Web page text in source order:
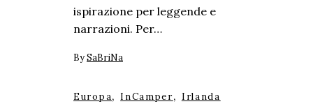
ispirazione per leggende e
narrazioni. Per…
BySaBriNa
Europa, InCamper, Irlanda